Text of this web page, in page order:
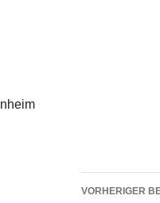
VORHERIGER